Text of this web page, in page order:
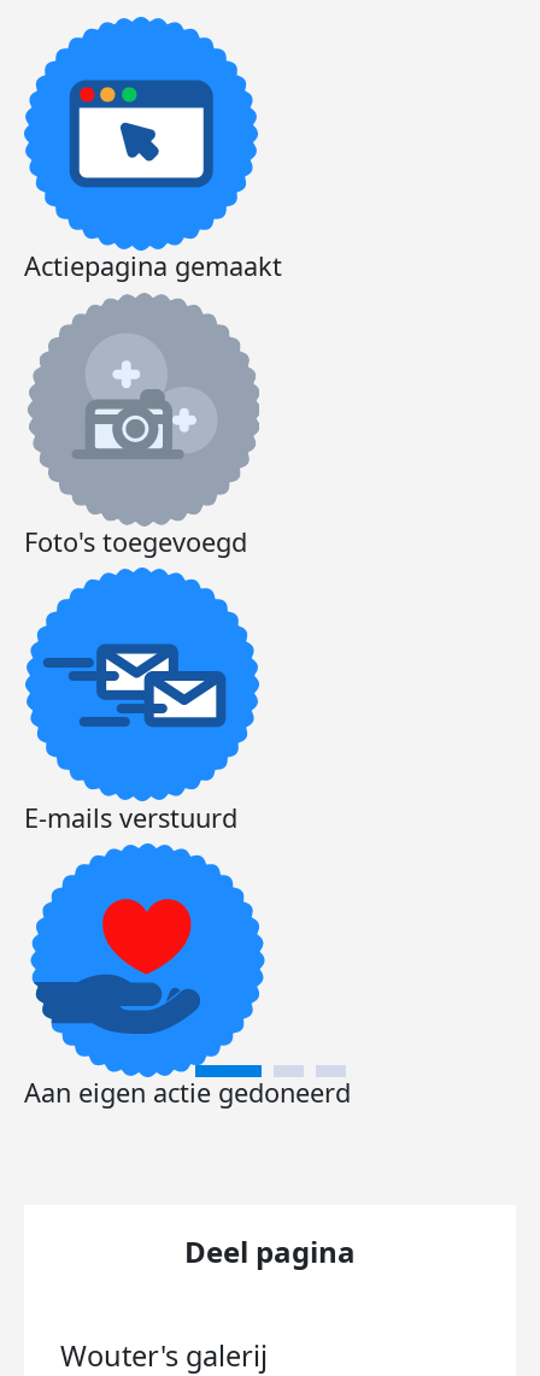
Actiepagina gemaakt
Foto's toegevoegd
E-mails verstuurd
Aan eigen actie gedoneerd
Deel pagina
Wouter's galerij